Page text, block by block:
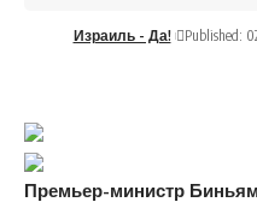
Израиль - Да! Published:
Премьер-министр